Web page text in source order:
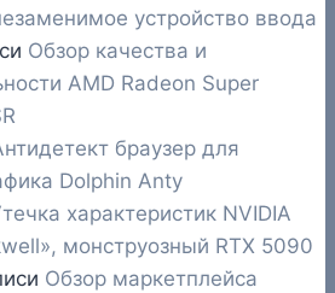
устройство ввода
Обзор качества и
AMD Radeon Super
браузер для
Dolphin Anty
характеристик NVIDIA
монструозный RTX 5090
Обзор маркетплейса